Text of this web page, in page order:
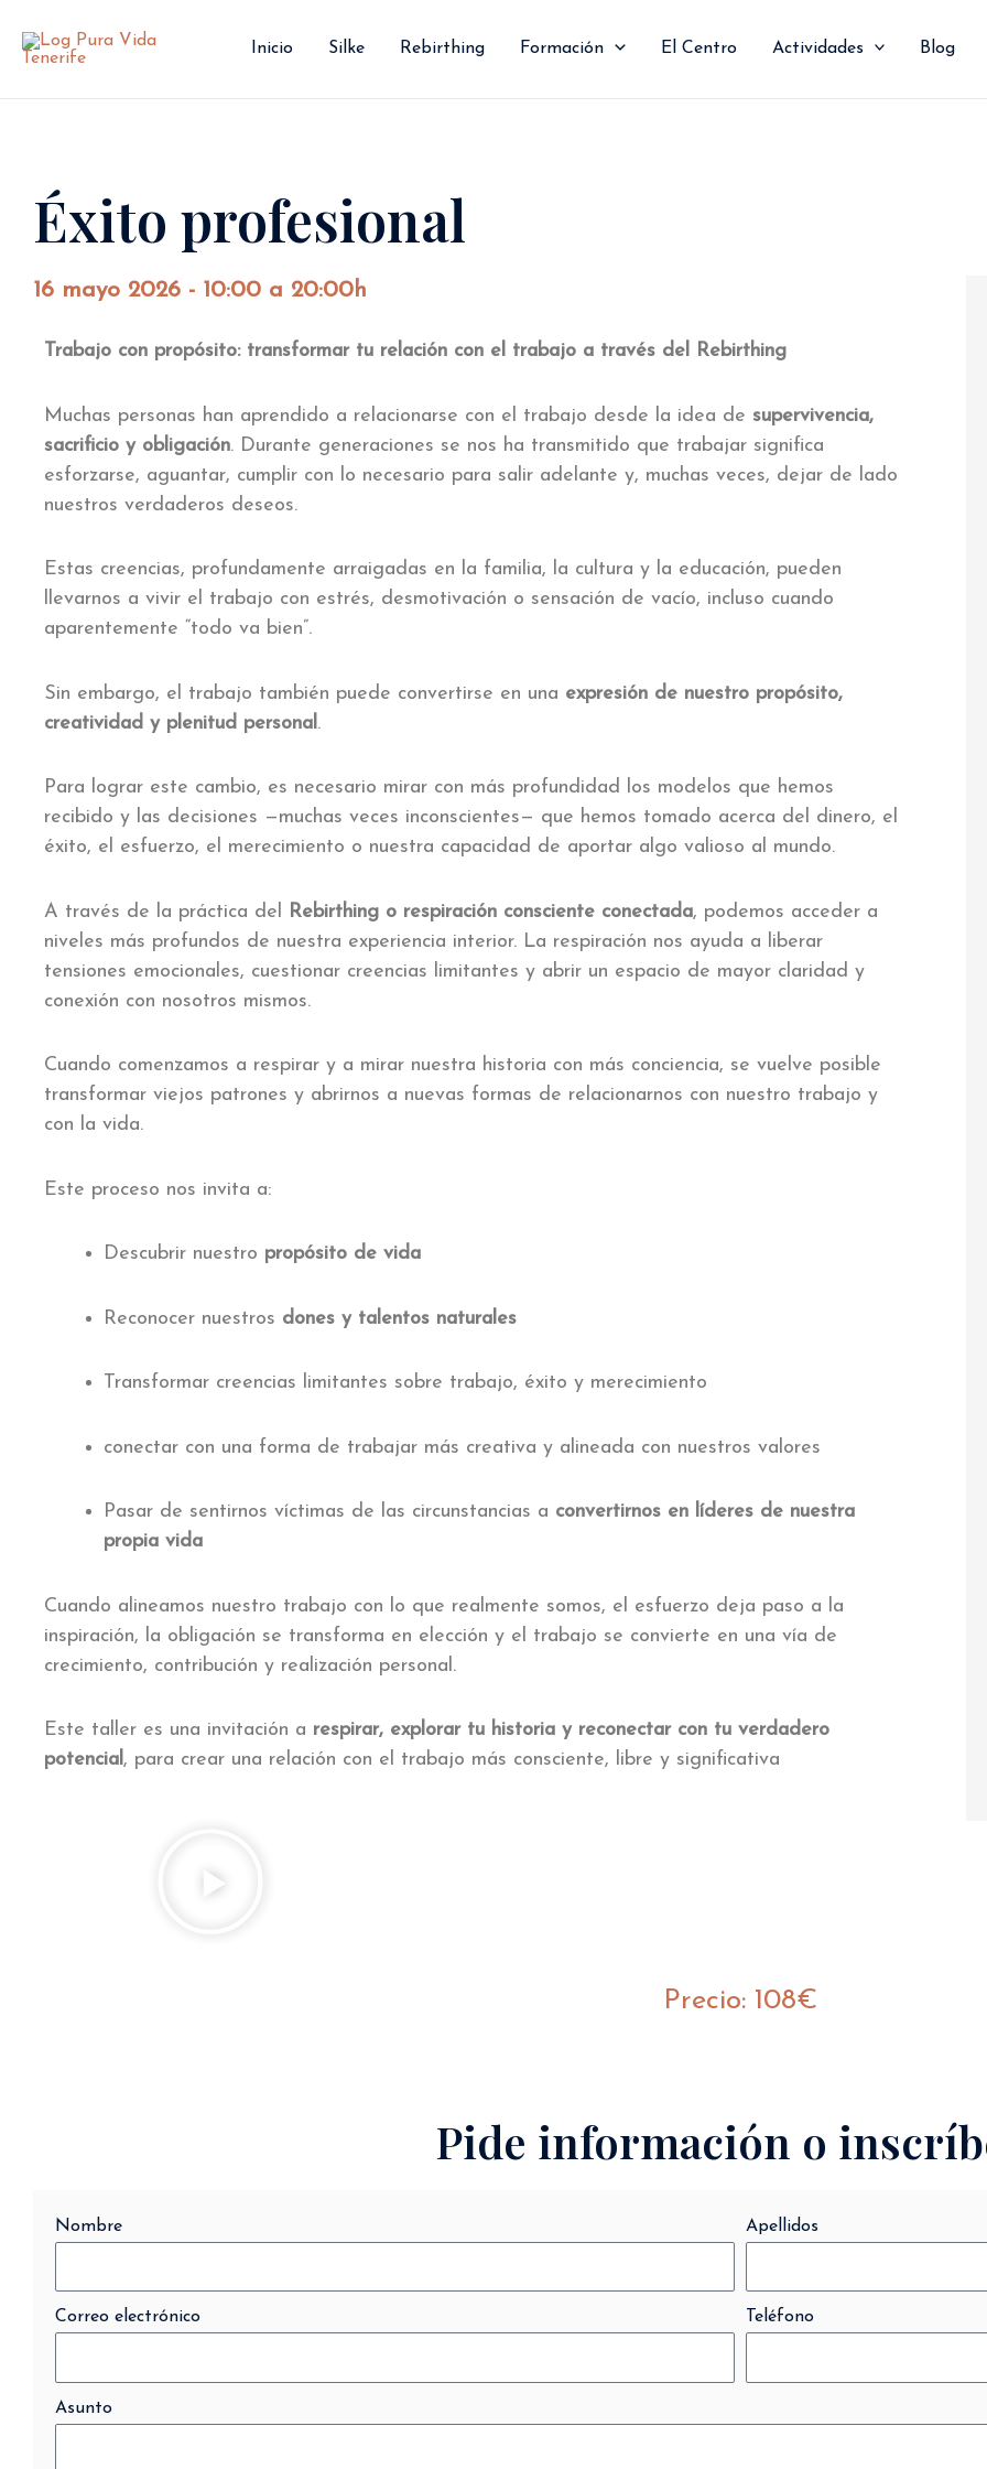
Inicio Silke Rebirthing Formación El Centro Actividades Blog
Éxito profesional
16 mayo 2026 - 10:00 a 20:00h
Trabajo con propósito: transformar tu relación con el trabajo a través del Rebirthing
Muchas personas han aprendido a relacionarse con el trabajo desde la idea de supervivencia,
sacrificio y obligación. Durante generaciones se nos ha transmitido que trabajar significa
esforzarse, aguantar, cumplir con lo necesario para salir adelante y, muchas veces, dejar de lado
nuestros verdaderos deseos.
Estas creencias, profundamente arraigadas en la familia, la cultura y la educación, pueden
llevarnos a vivir el trabajo con estrés, desmotivación o sensación de vacío, incluso cuando
aparentemente “todo va bien”.
Sin embargo, el trabajo también puede convertirse en una expresión de nuestro propósito,
creatividad y plenitud personal .
Para lograr este cambio, es necesario mirar con más profundidad los modelos que hemos
recibido y las decisiones —muchas veces inconscientes— que hemos tomado acerca del dinero, el
éxito, el esfuerzo, el merecimiento o nuestra capacidad de aportar algo valioso al mundo.
A través de la práctica del Rebirthing o respiración consciente conectada, podemos acceder a
niveles más profundos de nuestra experiencia interior. La respiración nos ayuda a liberar
tensiones emocionales, cuestionar creencias limitantes y abrir un espacio de mayor claridad y
conexión con nosotros mismos.
Cuando comenzamos a respirar y a mirar nuestra historia con más conciencia, se vuelve posible
transformar viejos patrones y abrirnos a nuevas formas de relacionarnos con nuestro trabajo y
con la vida.
Este proceso nos invita a:
Descubrir nuestro propósito de vida
Reconocer nuestros dones y talentos naturales
Transformar creencias limitantes sobre trabajo, éxito y merecimiento
conectar con una forma de trabajar más creativa y alineada con nuestros valores
Pasar de sentirnos víctimas de las circunstancias a convertirnos en líderes de nuestra
propia vida
Cuando alineamos nuestro trabajo con lo que realmente somos, el esfuerzo deja paso a la
inspiración, la obligación se transforma en elección y el trabajo se convierte en una vía de
crecimiento, contribución y realización personal.
Este taller es una invitación a respirar, explorar tu historia y reconectar con tu verdadero
potencial, para crear una relación con el trabajo más consciente, libre y significativa
Precio: 108€
Pide información o
Nombre Apellidos
Correo electrónico Teléfono
Asunto